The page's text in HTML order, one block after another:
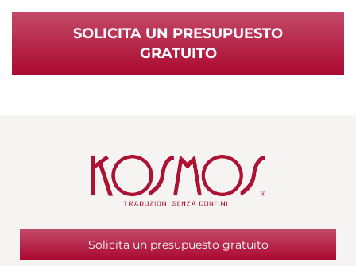
SOLICITA UN PRESUPUESTO
GRATUITO
Solicita un presupuesto gratuito